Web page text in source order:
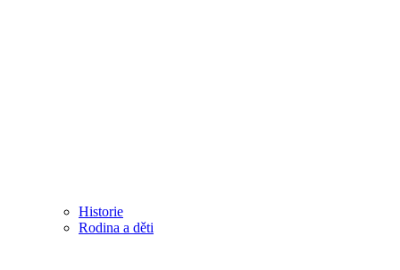
Historie
Rodina a děti